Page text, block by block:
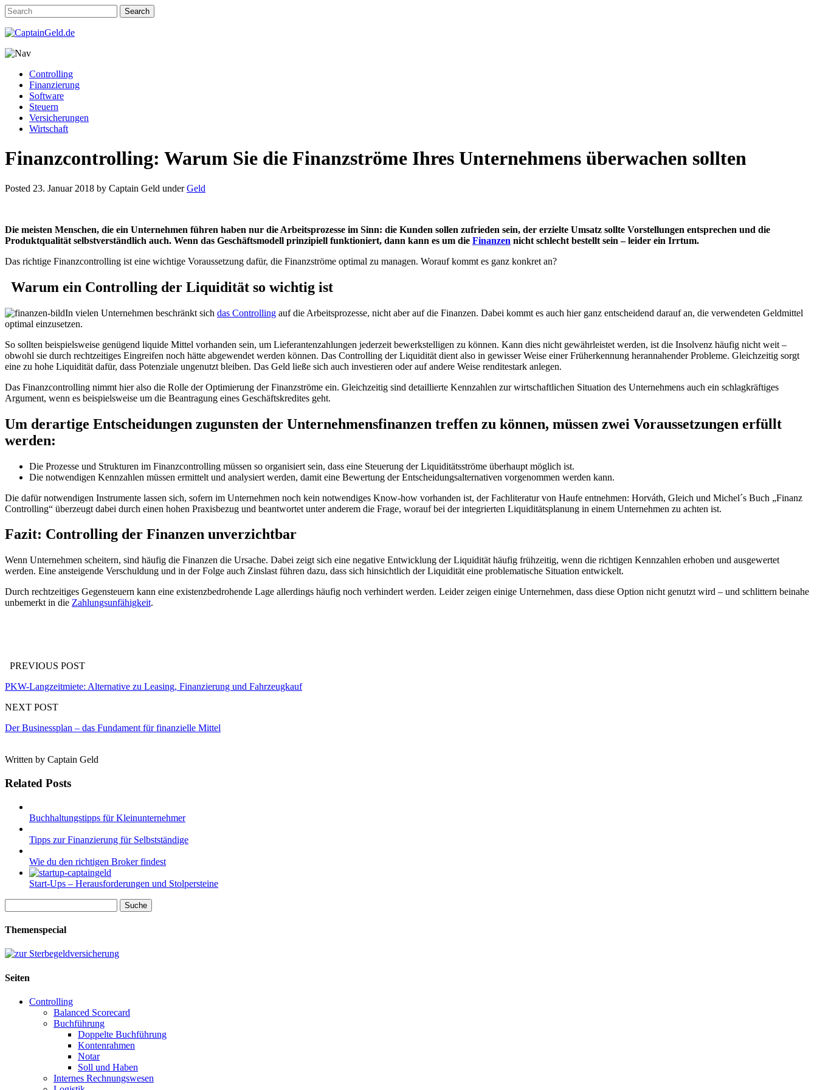
Controlling
Finanzierung
Software
Steuern
Versicherungen
Wirtschaft
Finanzcontrolling: Warum Sie die Finanzströme Ihres Unternehmens überwachen sollten
Posted 23. Januar 2018 by Captain Geld underGeld
Die meisten Menschen, die ein Unternehmen führen haben nur die Arbeitsprozesse im Sinn: die Kunden sollen zufrieden sein, der erzielte Umsatz sollte Vorstellungen entsprechen und die
Produktqualität selbstverständlich auch. Wenn das Geschäftsmodell prinzipiell funktioniert, dann kann es um die Finanzen nicht schlecht bestellt sein – leider ein Irrtum.
Das richtige Finanzcontrolling ist eine wichtige Voraussetzung dafür, die Finanzströme optimal zu managen. Worauf kommt es ganz konkret an?
Warum ein Controlling der Liquidität so wichtig ist
In vielen Unternehmen beschränkt sich das Controlling auf die Arbeitsprozesse, nicht aber auf die Finanzen. Dabei kommt es auch hier ganz entscheidend darauf an, die verwendeten Geldmittel
optimal einzusetzen.
So sollten beispielsweise genügend liquide Mittel vorhanden sein, um Lieferantenzahlungen jederzeit bewerkstelligen zu können. Kann dies nicht gewährleistet werden, ist die Insolvenz häufig nicht weit –
obwohl sie durch rechtzeitiges Eingreifen noch hätte abgewendet werden können. Das Controlling der Liquidität dient also in gewisser Weise einer Früherkennung herannahender Probleme. Gleichzeitig sorgt
eine zu hohe Liquidität dafür, dass Potenziale ungenutzt bleiben. Das Geld ließe sich auch investieren oder auf andere Weise renditestark anlegen.
Das Finanzcontrolling nimmt hier also die Rolle der Optimierung der Finanzströme ein. Gleichzeitig sind detaillierte Kennzahlen zur wirtschaftlichen Situation des Unternehmens auch ein schlagkräftiges
Argument, wenn es beispielsweise um die Beantragung eines Geschäftskredites geht.
Um derartige Entscheidungen zugunsten der Unternehmensfinanzen treffen zu können, müssen zwei Voraussetzungen erfüllt
werden:
Die Prozesse und Strukturen im Finanzcontrolling müssen so organisiert sein, dass eine Steuerung der Liquiditätsströme überhaupt möglich ist.
Die notwendigen Kennzahlen müssen ermittelt und analysiert werden, damit eine Bewertung der Entscheidungsalternativen vorgenommen werden kann.
Die dafür notwendigen Instrumente lassen sich, sofern im Unternehmen noch kein notwendiges Know-how vorhanden ist, der Fachliteratur von Haufe entnehmen: Horváth, Gleich und Michel´s Buch „Finanz
Controlling“ überzeugt dabei durch einen hohen Praxisbezug und beantwortet unter anderem die Frage, worauf bei der integrierten Liquiditätsplanung in einem Unternehmen zu achten ist.
Fazit: Controlling der Finanzen unverzichtbar
Wenn Unternehmen scheitern, sind häufig die Finanzen die Ursache. Dabei zeigt sich eine negative Entwicklung der Liquidität häufig frühzeitig, wenn die richtigen Kennzahlen erhoben und ausgewertet
werden. Eine ansteigende Verschuldung und in der Folge auch Zinslast führen dazu, dass sich hinsichtlich der Liquidität eine problematische Situation entwickelt.
Durch rechtzeitiges Gegensteuern kann eine existenzbedrohende Lage allerdings häufig noch verhindert werden. Leider zeigen einige Unternehmen, dass diese Option nicht genutzt wird – und schlittern beinahe
unbemerkt in die Zahlungsunfähigkeit.
PREVIOUS POST
PKW-Langzeitmiete: Alternative zu Leasing, Finanzierung und Fahrzeugkauf
NEXT POST
Der Businessplan – das Fundament für finanzielle Mittel
Written by Captain Geld
Related Posts
Buchhaltungstipps für Kleinunternehmer
Tipps zur Finanzierung für Selbstständige
Wie du den richtigen Broker findest
Start-Ups – Herausforderungen und Stolpersteine
nach:
Themenspecial
Seiten
Controlling
Balanced Scorecard
Buchführung
Doppelte Buchführung
Kontenrahmen
Notar
Soll und Haben
Internes Rechnungswesen